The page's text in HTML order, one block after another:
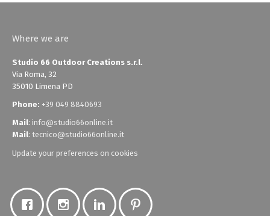
Where we are
Studio 66 Outdoor Creations s.r.l.
Via Roma, 32
35010 Limena PD
Phone: +39 049 8840693
Mail: info@studio66online.it
Mail: tecnico@studio66online.it
Update your preferences on cookies